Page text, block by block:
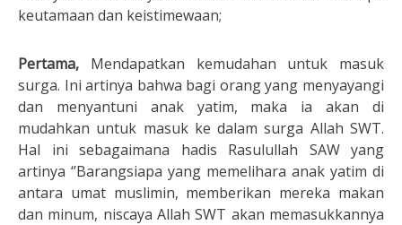
keutamaan dan keistimewaan;
Pertama, Mendapatkan kemudahan untuk masuk
surga. Ini artinya bahwa bagi orang yang menyayangi
dan menyantuni anak yatim, maka ia akan di
mudahkan untuk masuk ke dalam surga Allah SWT.
Hal ini sebagaimana hadis Rasulullah SAW yang
artinya ‘’Barangsiapa yang memelihara anak yatim di
antara umat muslimin, memberikan mereka makan
dan minum, niscaya Allah SWT akan memasukkannya